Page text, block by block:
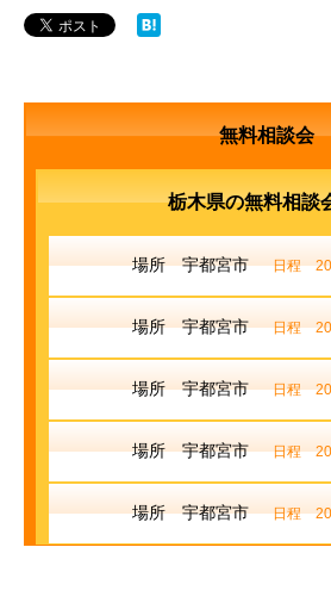
無料相談会
栃木県の無料相談
場所 宇都宮市 日程
場所 宇都宮市 日程
場所 宇都宮市 日程
場所 宇都宮市 日程
場所 宇都宮市 日程